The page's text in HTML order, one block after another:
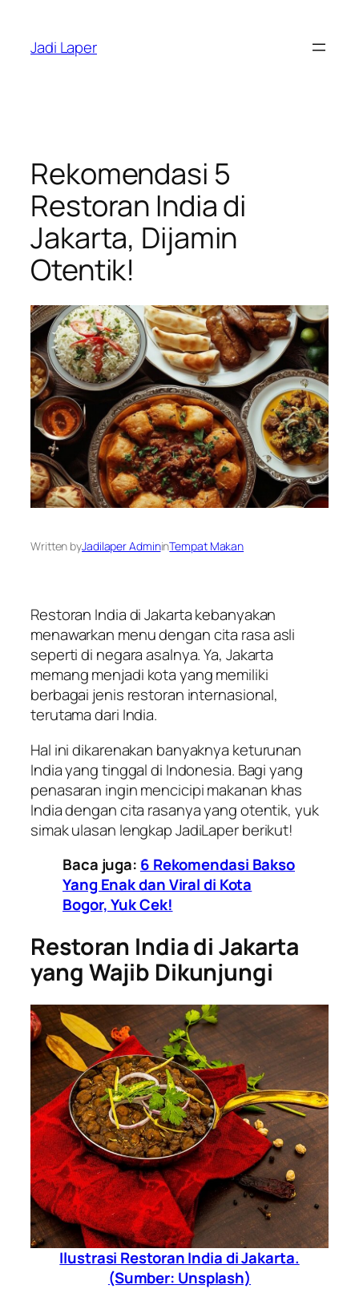
content
Jadi Laper
Rekomendasi 5
Restoran India di
Jakarta, Dijamin
Otentik!
Written byJadilaper AdmininTempat Makan
Restoran India di Jakarta kebanyakan
menawarkan menu dengan cita rasa asli
seperti di negara asalnya. Ya, Jakarta
memang menjadi kota yang memiliki
berbagai jenis restoran internasional,
terutama dari India.
Hal ini dikarenakan banyaknya keturunan
India yang tinggal di Indonesia. Bagi yang
penasaran ingin mencicipi makanan khas
India dengan cita rasanya yang otentik, yuk
simak ulasan lengkap JadiLaper berikut!
Baca juga: 6 Rekomendasi Bakso
Yang Enak dan Viral di Kota
Bogor, Yuk Cek!
Restoran India di Jakarta
yang Wajib Dikunjungi
Ilustrasi Restoran India di Jakarta.
(Sumber: Unsplash)